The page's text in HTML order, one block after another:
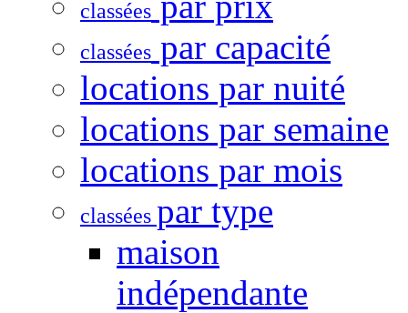
classées
classées par capacité
locations par nuité
locations par semaine
locations par mois
classées par type
maison
indépendante